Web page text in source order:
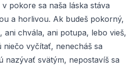
pokore sa naša láska stáva
a horlivou. Ak budeš pokorný,
ani chvála, ani potupa, lebo vieš,
niečo vyčítať, nenecháš sa
nazývať svätým, nepostavíš sa